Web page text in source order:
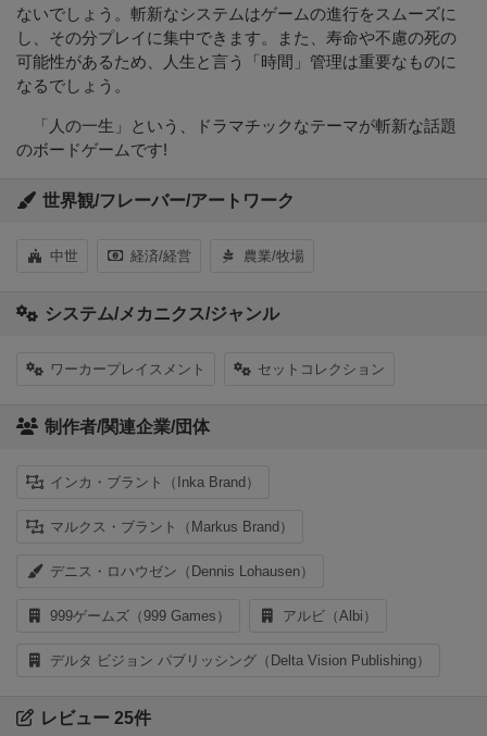
ないでしょう。斬新なシステムはゲームの進行をスムーズに
し、その分プレイに集中できます。また、寿命や不慮の死の
可能性があるため、人生と言う「時間」管理は重要なものに
なるでしょう。
「人の一生」という、ドラマチックなテーマが斬新な話題
のボードゲームです!
世界観/フレーバー/アートワーク
中世 経済/経営 農業/牧場
システム/メカニクス/ジャンル
ワーカープレイスメント セットコレクション
制作者/関連企業/団体
インカ・ブラント（Inka Brand）
マルクス・ブラント（Markus Brand）
デニス・ロハウゼン（Dennis Lohausen）
999ゲームズ（999 Games） アルビ（Albi）
デルタ ビジョン パブリッシング（Delta Vision Publishing）
レビュー 25件